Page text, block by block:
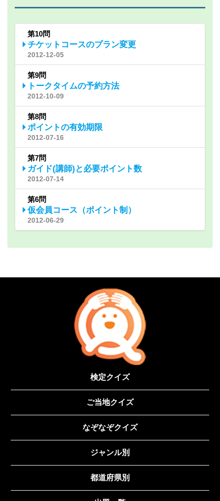
第10問
チケットコースのプラン変更
2012-12-05
第9問
トークタイムの予約方法
2012-10-09
第8問
ポイントの有効期限
2012-07-16
第7問
ガイド(講師)と必要ポイント数
2012-07-14
第6問
仮会員コース（ポイント制）
2012-06-29
検定クイズ
ご当地クイズ
なぞなぞクイズ
ジャンル別
都道府県別